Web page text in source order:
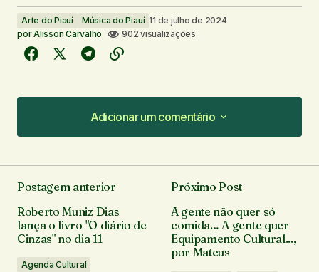
Arte do Piauí Música do Piauí 11 de julho de 2024
porAlisson Carvalho 902 visualizações
Adicionar um comentário
Adicionar um comentário
O seu endereço de e-mail não será publicado.
Campos obrigatórios são marcados com*
Postagem anterior
Roberto Muniz Dias
lança o livro "O diário de
Cinzas" no dia 11
Agenda Cultural
Próximo Post
A gente não quer só
comida… A gente quer
Equipamento Cultural...,
por Mateus